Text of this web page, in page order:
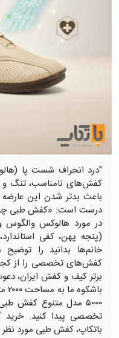
"درد انحراف شست پا
کفش‌های نامناسب، تنگ و
باعث بدتر شدن این
درست است: «کفش طبی
در مورد هالوکس
(پنجه پهن، کفی
خانم‌ها بدانید را
کفش‌های تخصصی را از کجا
برتر کیف و کفش ایران،
۵۰۰۰ مدل متنوع کفش
تخصصی پیدا کنید. خرید
باتکاپ، کفش طبی مورد